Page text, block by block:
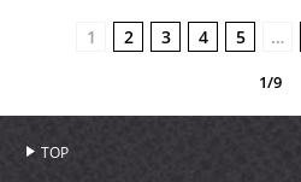
1 2 3 4 5 …
1/9
TOP